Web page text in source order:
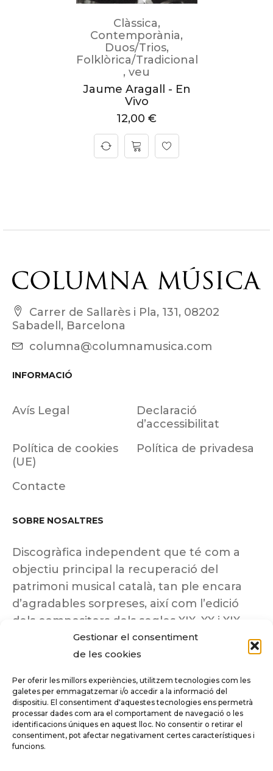
Gestionar el consentiment
de les cookies
Per oferir les millors experiències, utilitzem tecnologies com les
galetes per emmagatzemar i/o accedir a la informació del
dispositiu. El consentiment d'aquestes tecnologies ens permetrà
processar dades com ara el comportament de navegació o les
identificacions úniques en aquest lloc. No consentir o retirar el
consentiment, pot afectar negativament certes característiques i
funcions.
Clàssica,
Contemporània,
Duos/Trios,
Folklòrica/Tradicional
, veu
Jaume Aragall - En
Vivo
12,00 €
Carrer de Sallarès i Pla, 131, 08202
Sabadell, Barcelona
columna@columnamusica.com
INFORMACIÓ
Avís Legal
Declaració
d’accessibilitat
Política de cookies
(UE)
Política de privadesa
Contacte
SOBRE NOSALTRES
Discogràfica independent que té com a
objectiu principal la recuperació del
patrimoni musical català, tan ple encara
d’agradables sorpreses, així com l’edició
dels compositors dels segles XIX, XX i XIX
insuficientment coneguts.
Tots els drets reservats a ©Columna
Música.